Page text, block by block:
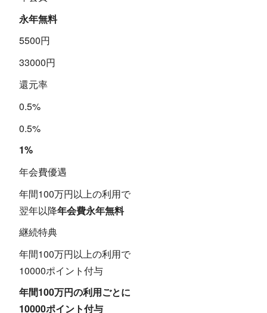
永年無料
5500円
33000円
還元率
0.5%
0.5%
1%
年会費優遇
年間100万円以上の利用で
翌年以降年会費永年無料
継続特典
年間100万円以上の利用で
10000ポイント付与
年間100万円の利用ごとに
10000ポイント付与